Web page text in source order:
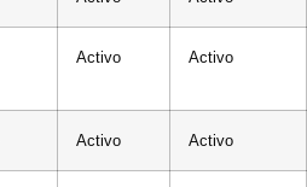
Activo Activo
Activo Activo